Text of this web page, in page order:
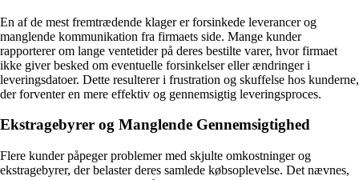
En af de mest fremtrædende klager er forsinkede leverancer og
manglende kommunikation fra firmaets side. Mange kunder
rapporterer om lange ventetider på deres bestilte varer, hvor firmaet
ikke giver besked om eventuelle forsinkelser eller ændringer i
leveringsdatoer. Dette resulterer i frustration og skuffelse hos kunderne,
der forventer en mere effektiv og gennemsigtig leveringsproces.
Ekstragebyrer og Manglende Gennemsigtighed
Flere kunder påpeger problemer med skjulte omkostninger og
ekstragebyrer, der belaster deres samlede købsoplevelse. Det nævnes,